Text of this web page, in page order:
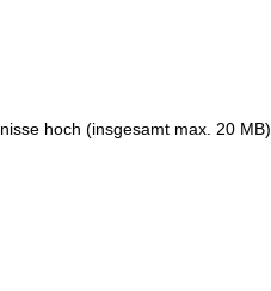
hoch (insgesamt max. 20 MB).